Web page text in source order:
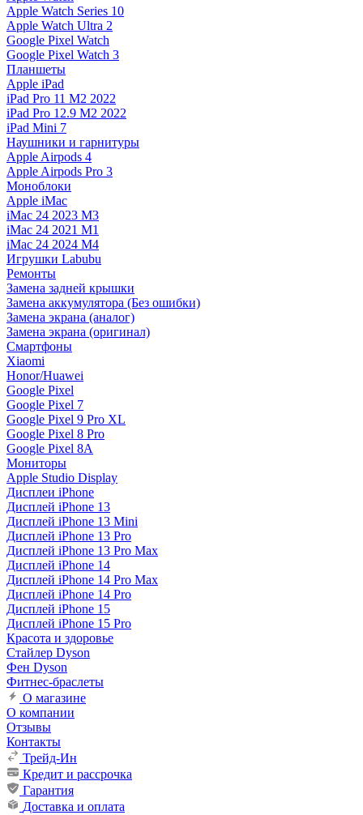
Apple Watch Series 10
Apple Watch Ultra 2
Google Pixel Watch
Google Pixel Watch 3
Планшеты
Apple iPad
iPad Pro 11 M2 2022
iPad Pro 12.9 M2 2022
iPad Mini 7
Наушники и гарнитуры
Apple Airpods 4
Apple Airpods Pro 3
Моноблоки
Apple iMac
iMac 24 2023 M3
iMac 24 2021 M1
iMac 24 2024 M4
Игрушки Labubu
Ремонты
Замена задней крышки
Замена аккумулятора (Без ошибки)
Замена экрана (аналог)
Замена экрана (оригинал)
Смартфоны
Xiaomi
Honor/Huawei
Google Pixel
Google Pixel 7
Google Pixel 9 Pro XL
Google Pixel 8 Pro
Google Pixel 8A
Мониторы
Apple Studio Display
Дисплеи iPhone
Дисплей iPhone 13
Дисплей iPhone 13 Mini
Дисплей iPhone 13 Pro
Дисплей iPhone 13 Pro Max
Дисплей iPhone 14
Дисплей iPhone 14 Pro Max
Дисплей iPhone 14 Pro
Дисплей iPhone 15
Дисплей iPhone 15 Pro
Красота и здоровье
Стайлер Dyson
Фен Dyson
Фитнес-браслеты
О магазине
О компании
Отзывы
Контакты
Трейд-Ин
Кредит и рассрочка
Гарантия
Доставка и оплата